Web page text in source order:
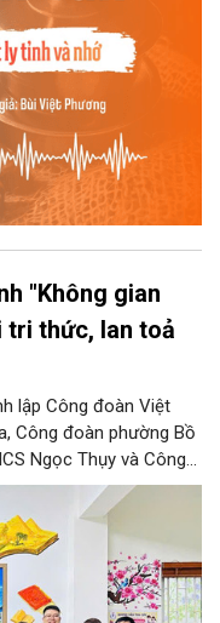
"Không gian
tri thức, lan toả
lập Công đoàn Việt
Công đoàn phường Bồ
Ngọc Thụy và Công
Lễ ra mắt Mô hình